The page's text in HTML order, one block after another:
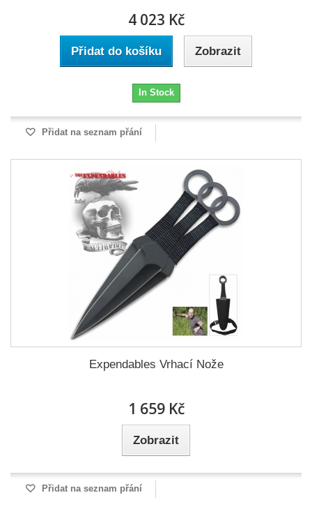
4 023 Kč
Přidat do košíku Zobrazit
In Stock
Přidat na seznam přání
Expendables Vrhací Nože
1 659 Kč
Zobrazit
Přidat na seznam přání